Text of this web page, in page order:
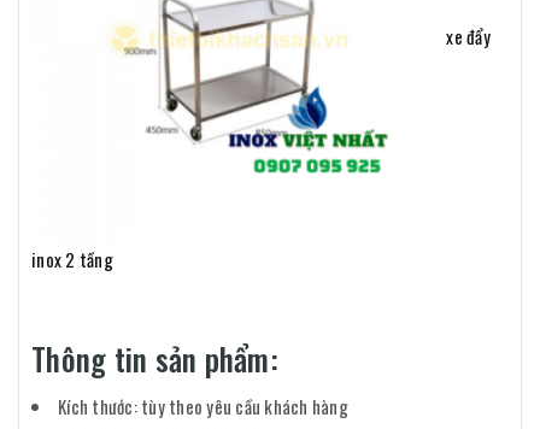
xe đẩy
inox 2 tầng
Thông tin sản phẩm:
Kích thước: tùy theo yêu cầu khách hàng